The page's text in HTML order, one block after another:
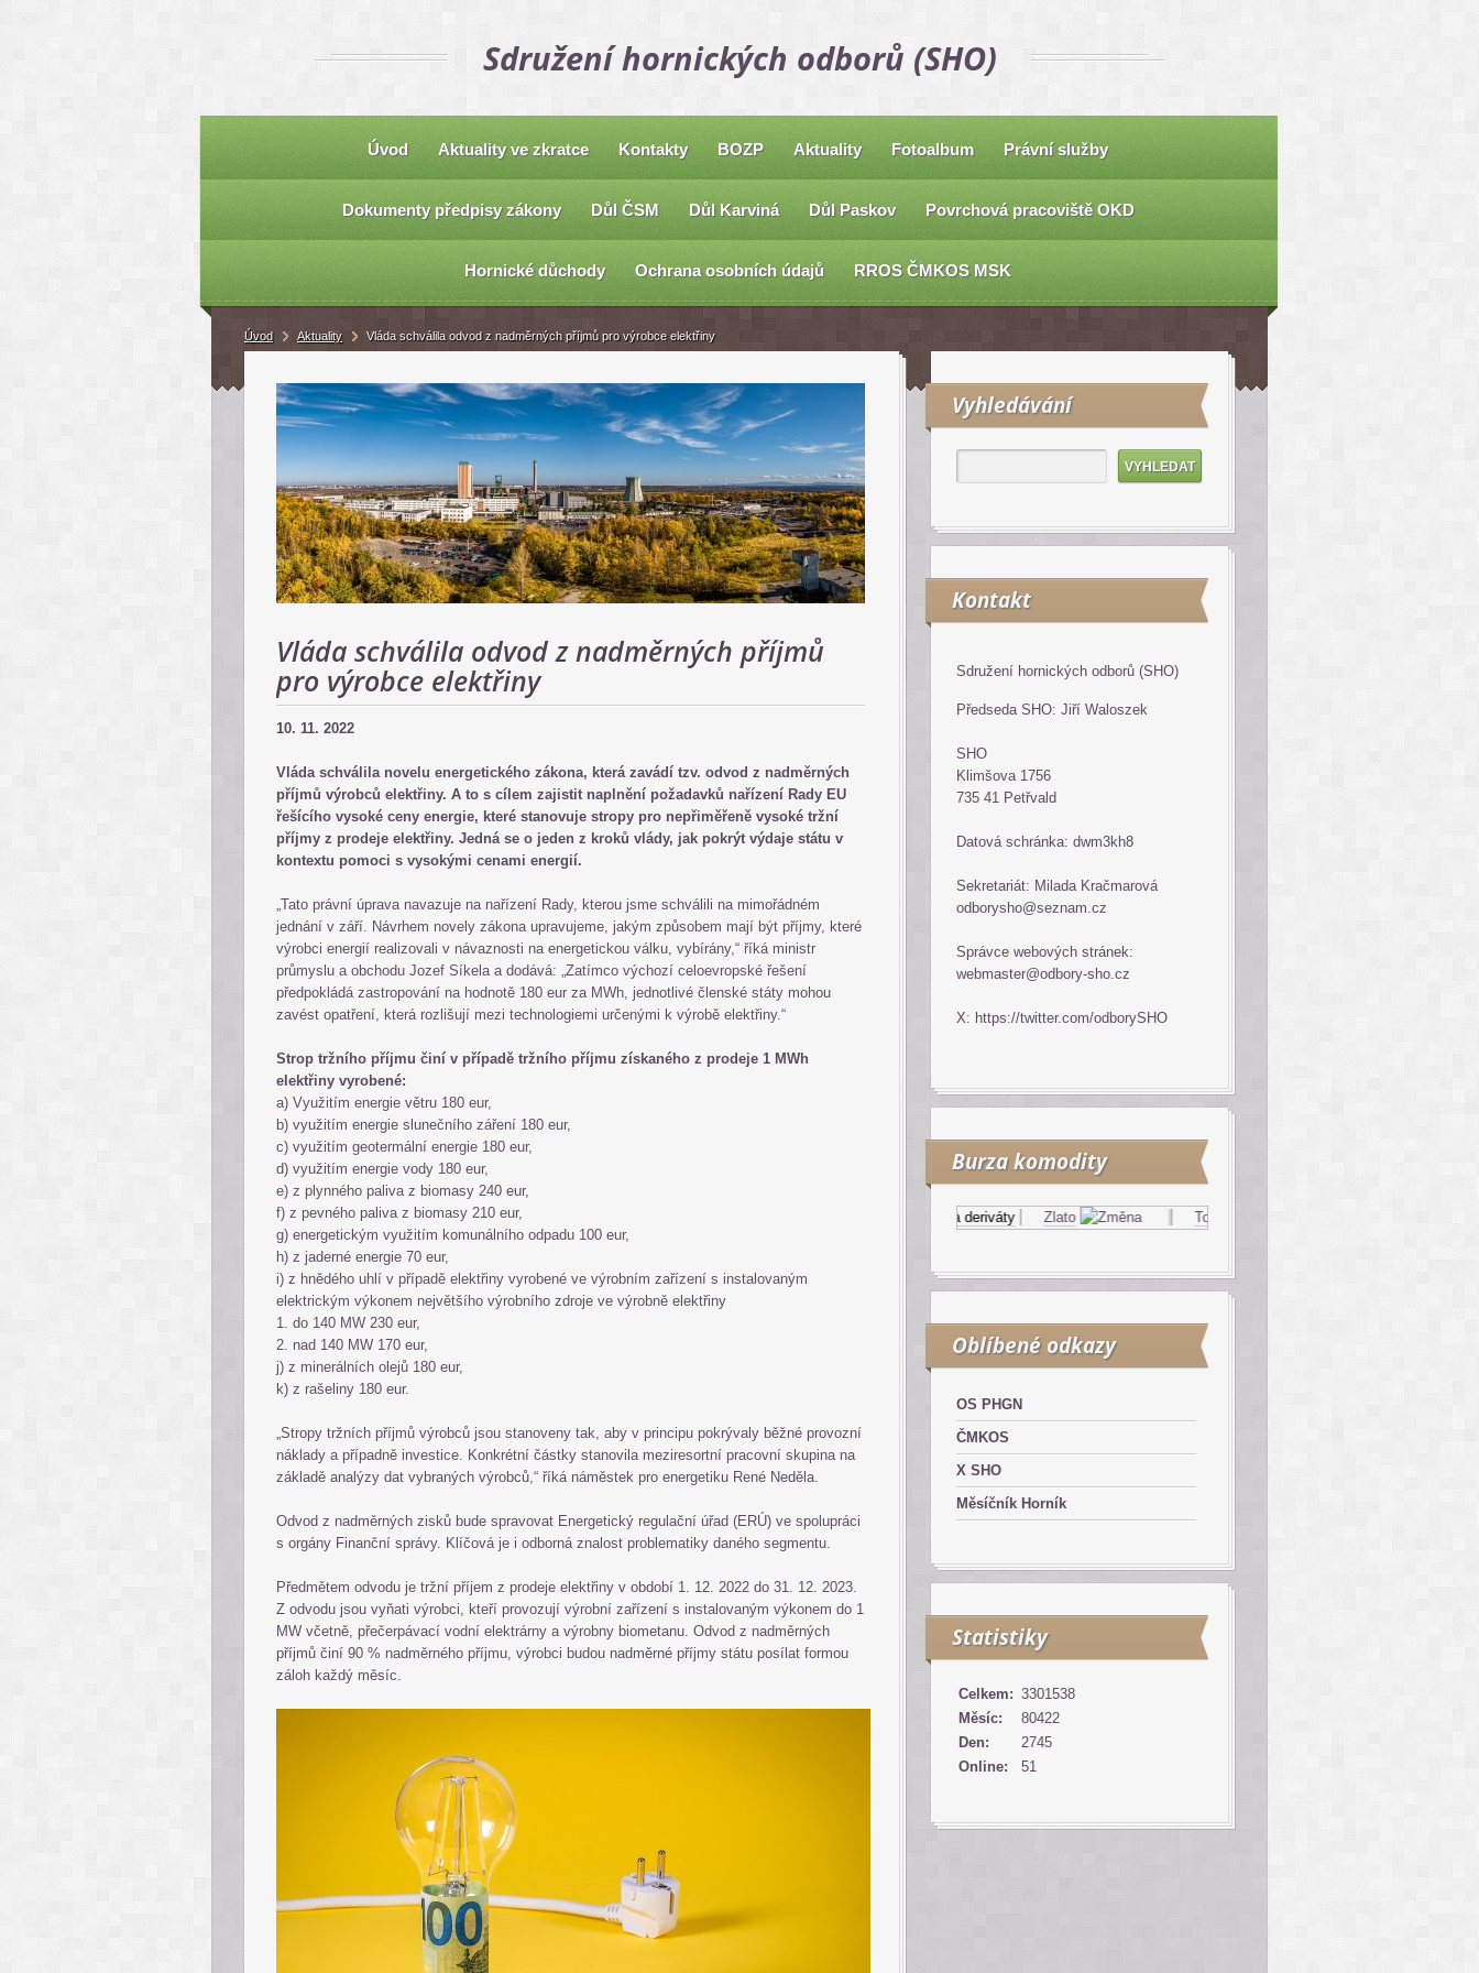
Sdružení hornických odborů (SHO)
Úvod Aktuality ve zkratce Kontakty BOZP Aktuality Fotoalbum Právní služby
Dokumenty předpisy zákony Důl ČSM Důl Karviná Důl Paskov Povrchová pracoviště OKD
Hornické důchody Ochrana osobních údajů RROS ČMKOS MSK
Vláda schválila odvod z nadměrných příjmů
pro výrobce elektřiny
10. 11. 2022
Vláda schválila novelu energetického zákona, která zavádí tzv. odvod z nadměrných
příjmů výrobců elektřiny. A to s cílem zajistit naplnění požadavků nařízení Rady EU
řešícího vysoké ceny energie, které stanovuje stropy pro nepřiměřeně vysoké tržní
příjmy z prodeje elektřiny. Jedná se o jeden z kroků vlády, jak pokrýt výdaje státu v
kontextu pomoci s vysokými cenami energií.
„Tato právní úprava navazuje na nařízení Rady, kterou jsme schválili na mimořádném
jednání v září. Návrhem novely zákona upravujeme, jakým způsobem mají být příjmy, které
výrobci energií realizovali v návaznosti na energetickou válku, vybírány,“ říká ministr
průmyslu a obchodu Jozef Síkela a dodává: „Zatímco výchozí celoevropské řešení
předpokládá zastropování na hodnotě 180 eur za MWh, jednotlivé členské státy mohou
zavést opatření, která rozlišují mezi technologiemi určenými k výrobě elektřiny.“
Strop tržního příjmu činí v případě tržního příjmu získaného z prodeje 1 MWh
elektřiny vyrobené:
a) Využitím energie větru 180 eur,
b) využitím energie slunečního záření 180 eur,
c) využitím geotermální energie 180 eur,
d) využitím energie vody 180 eur,
e) z plynného paliva z biomasy 240 eur,
f) z pevného paliva z biomasy 210 eur,
g) energetickým využitím komunálního odpadu 100 eur,
h) z jaderné energie 70 eur,
i) z hnědého uhlí v případě elektřiny vyrobené ve výrobním zařízení s instalovaným
elektrickým výkonem největšího výrobního zdroje ve výrobně elektřiny
1. do 140 MW 230 eur,
2. nad 140 MW 170 eur,
j) z minerálních olejů 180 eur,
k) z rašeliny 180 eur.
„Stropy tržních příjmů výrobců jsou stanoveny tak, aby v principu pokrývaly běžné provozní
náklady a případně investice. Konkrétní částky stanovila meziresortní pracovní skupina na
základě analýzy dat vybraných výrobců,“ říká náměstek pro energetiku René Neděla.
Odvod z nadměrných zisků bude spravovat Energetický regulační úřad (ERÚ) ve spolupráci
s orgány Finanční správy. Klíčová je i odborná znalost problematiky daného segmentu.
Předmětem odvodu je tržní příjem z prodeje elektřiny v období 1. 12. 2022 do 31. 12. 2023.
Z odvodu jsou vyňati výrobci, kteří provozují výrobní zařízení s instalovaným výkonem do 1
MW včetně, přečerpávací vodní elektrárny a výrobny biometanu. Odvod z nadměrných
příjmů činí 90 % nadměrného příjmu, výrobci budou nadměrné příjmy státu posílat formou
záloh každý měsíc.
Vyhledávání
Kontakt
Sdružení hornických odborů (SHO)
Předseda SHO: Jiří Waloszek
SHO
Klimšova 1756
735 41 Petřvald
Datová schránka: dwm3kh8
Sekretariát: Milada Kračmarová
odborysho@seznam.cz
Správce webových stránek:
webmaster@odbory-sho.cz
X: https://twitter.com/odborySHO
Burza komodity
Komodity a deriváty Zlato Topný olej
Oblíbené odkazy
OS PHGN
ČMKOS
X SHO
Měsíčník Horník
Statistiky
Online: 51
Celkem: 3301538
Měsíc:
80422
Den:
2745
Úvod Aktuality Vláda schválila odvod z nadměrných příjmů pro výrobce elektřiny